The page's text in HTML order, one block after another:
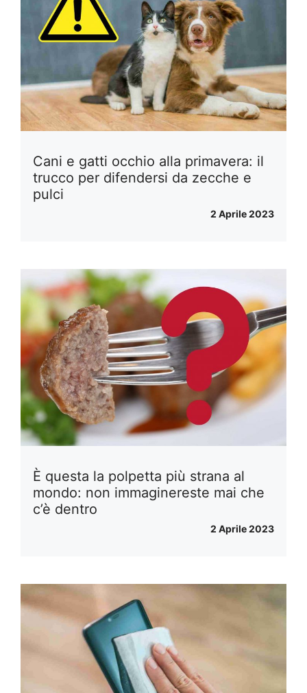
Cani e gatti occhio alla primavera: il
trucco per difendersi da zecche e
pulci
2 Aprile 2023
È questa la polpetta più strana al
mondo: non immaginereste mai che
c’è dentro
2 Aprile 2023